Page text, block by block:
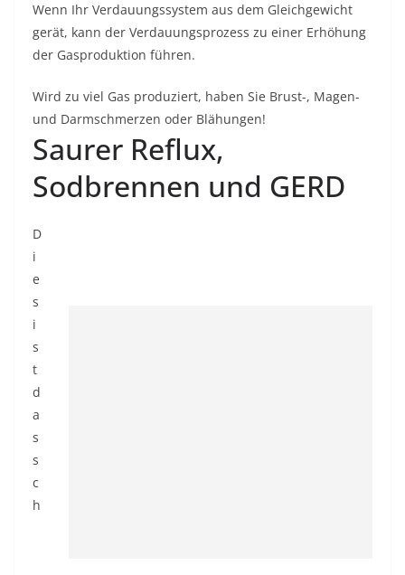
Wenn Ihr Verdauungssystem aus dem Gleichgewicht
gerät, kann der Verdauungsprozess zu einer Erhöhung
der Gasproduktion führen.
Wird zu viel Gas produziert, haben Sie Brust-, Magen-
und Darmschmerzen oder Blähungen!
Saurer Reflux,
Sodbrennen und GERD
D
i
e
s
i
s
t
d
a
s
s
c
h